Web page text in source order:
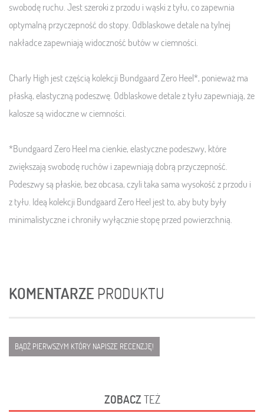
swobodę ruchu. Jest szeroki z przodu i wąski z tyłu, co zapewnia
optymalną przyczepność do stopy. Odblaskowe detale na tylnej
nakładce zapewniają widoczność butów w ciemności.
Charly High jest częścią kolekcji Bundgaard Zero Heel*, ponieważ ma
płaską, elastyczną podeszwę. Odblaskowe detale z tyłu zapewniają, że
kalosze są widoczne w ciemności.
*Bundgaard Zero Heel ma cienkie, elastyczne podeszwy, które
zwiększają swobodę ruchów i zapewniają dobrą przyczepność.
Podeszwy są płaskie, bez obcasa, czyli taka sama wysokość z przodu i
z tyłu. Ideą kolekcji Bundgaard Zero Heel jest to, aby buty były
minimalistyczne i chroniły wyłącznie stopę przed powierzchnią.
KOMENTARZE PRODUKTU
BĄDŹ PIERWSZYM KTÓRY NAPISZE RECENZJĘ!
ZOBACZTEŻ